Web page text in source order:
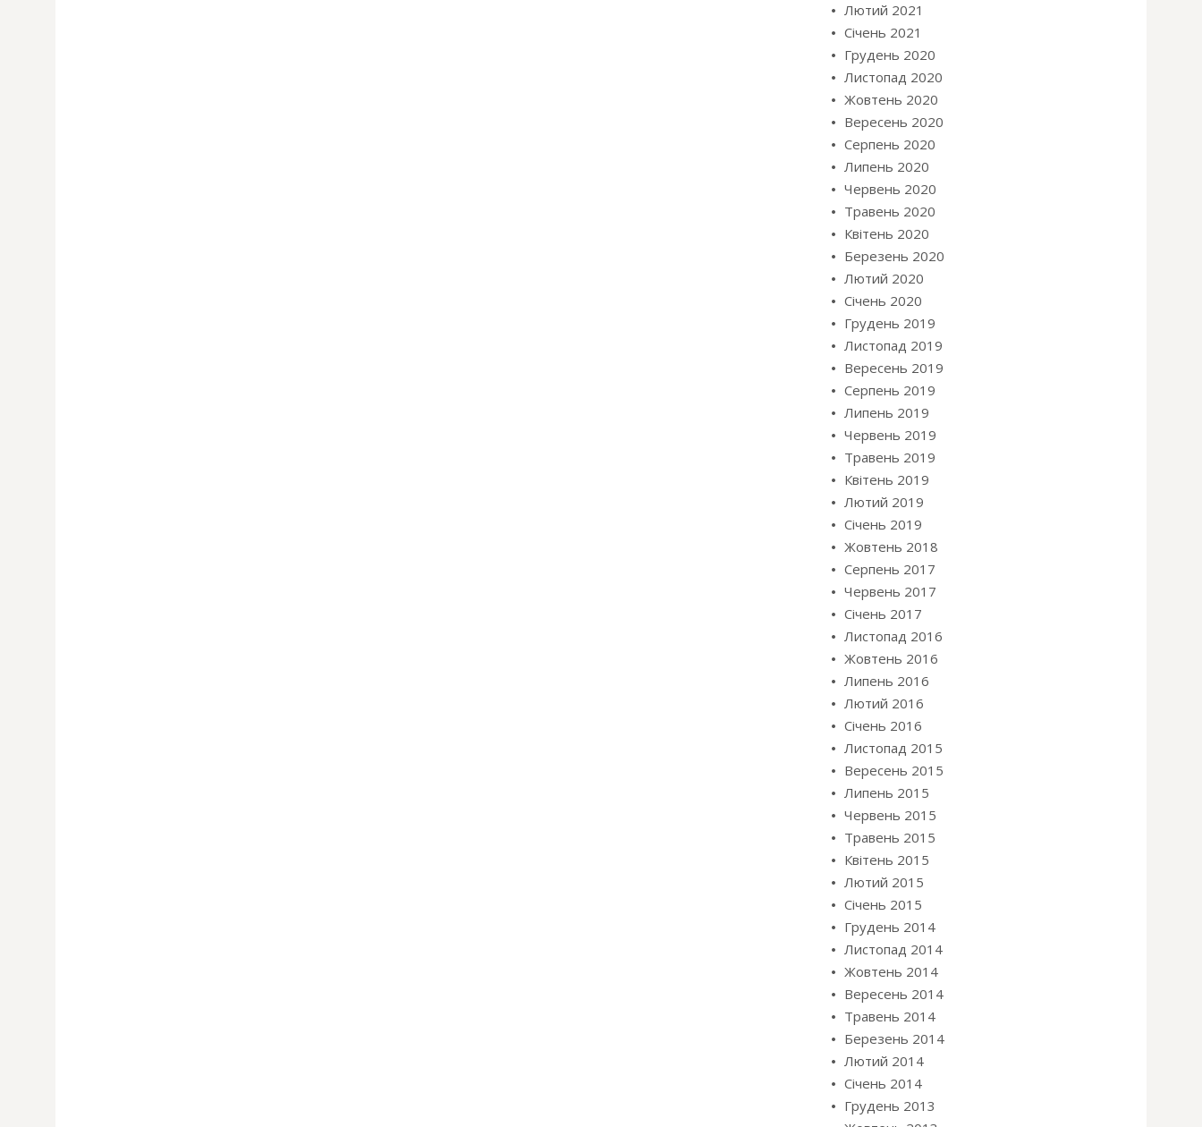
Лютий 2021
Січень 2021
Грудень 2020
Листопад 2020
Жовтень 2020
Вересень 2020
Серпень 2020
Липень 2020
Червень 2020
Травень 2020
Квітень 2020
Березень 2020
Лютий 2020
Січень 2020
Грудень 2019
Листопад 2019
Вересень 2019
Серпень 2019
Липень 2019
Червень 2019
Травень 2019
Квітень 2019
Лютий 2019
Січень 2019
Жовтень 2018
Серпень 2017
Червень 2017
Січень 2017
Листопад 2016
Жовтень 2016
Липень 2016
Лютий 2016
Січень 2016
Листопад 2015
Вересень 2015
Липень 2015
Червень 2015
Травень 2015
Квітень 2015
Лютий 2015
Січень 2015
Грудень 2014
Листопад 2014
Жовтень 2014
Вересень 2014
Травень 2014
Березень 2014
Лютий 2014
Січень 2014
Грудень 2013